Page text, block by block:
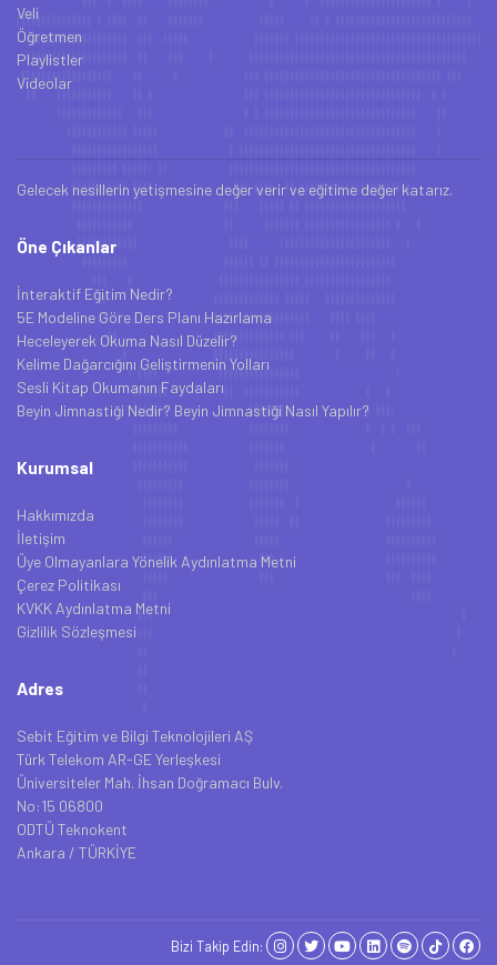
Veli
Öğretmen
Playlistler
Videolar
Gelecek nesillerin yetişmesine değer verir ve eğitime değer katarız.
Öne Çıkanlar
İnteraktif Eğitim Nedir?
5E Modeline Göre Ders Planı Hazırlama
Heceleyerek Okuma Nasıl Düzelir?
Kelime Dağarcığını Geliştirmenin Yolları
Sesli Kitap Okumanın Faydaları
Beyin Jimnastiği Nedir? Beyin Jimnastiği Nasıl Yapılır?
Kurumsal
Hakkımızda
İletişim
Üye Olmayanlara Yönelik Aydınlatma Metni
Çerez Politikası
KVKK Aydınlatma Metni
Gizlilik Sözleşmesi
Adres
Sebit Eğitim ve Bilgi Teknolojileri AŞ
Türk Telekom AR-GE Yerleşkesi
Üniversiteler Mah. İhsan Doğramacı Bulv.
No:15 06800
ODTÜ Teknokent
Ankara / TÜRKİYE
Bizi Takip Edin: